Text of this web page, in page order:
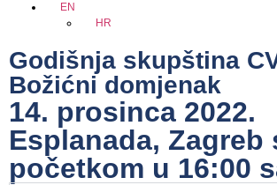
EN
HR
Godišnja skupština
Božićni domjenak
14. prosinca 2022.
Esplanada, Zagreb
početkom u 16:00